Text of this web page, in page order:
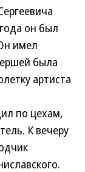
он был
имел
была
артиста
по цехам,
К вечеру